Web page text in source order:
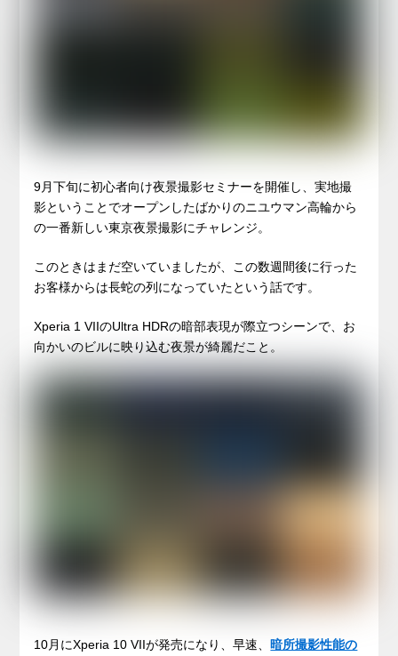
9月下旬に初心者向け夜景撮影セミナーを開催し、実地撮
影ということでオープンしたばかりのニユウマン高輪から
の一番新しい東京夜景撮影にチャレンジ。
このときはまだ空いていましたが、この数週間後に行った
お客様からは長蛇の列になっていたという話です。
Xperia 1 VIIのUltra HDRの暗部表現が際立つシーンで、お
向かいのビルに映り込む夜景が綺麗だこと。
10月にXperia 10 VIIが発売になり、早速、暗所撮影性能の